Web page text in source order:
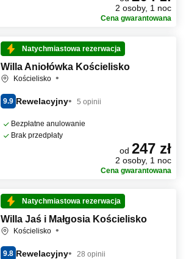
2 osoby, 1 noc
Cena gwarantowana
Natychmiastowa rezerwacja
Willa Aniołówka Kościelisko
Kościelisko
9.9 Rewelacyjny 5 opinii
Bezpłatne anulowanie
Brak przedpłaty
od 247 zł
2 osoby, 1 noc
Cena gwarantowana
Natychmiastowa rezerwacja
Willa Jaś i Małgosia Kościelisko
Kościelisko
9.8 Rewelacyjny 28 opinii